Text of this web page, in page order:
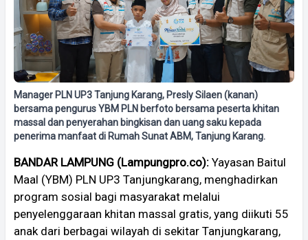
Manager PLN UP3 Tanjung Karang, Presly Silaen (kanan)
bersama pengurus YBM PLN berfoto bersama peserta khitan
massal dan penyerahan bingkisan dan uang saku kepada
penerima manfaat di Rumah Sunat ABM, Tanjung Karang.
BANDAR LAMPUNG (Lampungpro.co): Yayasan Baitul
Maal (YBM) PLN UP3 Tanjungkarang, menghadirkan
program sosial bagi masyarakat melalui
penyelenggaraan khitan massal gratis, yang diikuti 55
anak dari berbagai wilayah di sekitar Tanjungkarang,